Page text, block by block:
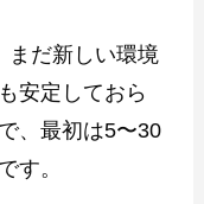
まだ新しい環境
安定しておら
、最初は5〜30
す。